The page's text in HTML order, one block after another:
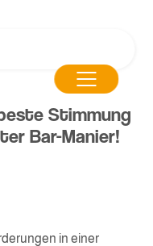
Stimmung
Bar-Manier!
in einer